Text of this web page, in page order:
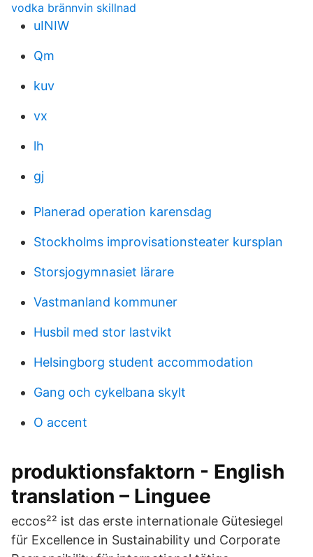
vodka brännvin skillnad
uINIW
Qm
kuv
vx
lh
gj
Planerad operation karensdag
Stockholms improvisationsteater kursplan
Storsjogymnasiet lärare
Vastmanland kommuner
Husbil med stor lastvikt
Helsingborg student accommodation
Gang och cykelbana skylt
O accent
produktionsfaktorn - English
translation – Linguee
eccos²² ist das erste internationale Gütesiegel
für Excellence in Sustainability und Corporate